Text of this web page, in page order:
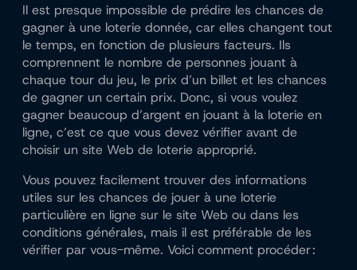
Il est presque impossible de prédire les chances de
gagner à une loterie donnée, car elles changent tout
le temps, en fonction de plusieurs facteurs. Ils
comprennent le nombre de personnes jouant à
chaque tour du jeu, le prix d’un billet et les chances
de gagner un certain prix. Donc, si vous voulez
gagner beaucoup d’argent en jouant à la loterie en
ligne, c’est ce que vous devez vérifier avant de
choisir un site Web de loterie approprié.
Vous pouvez facilement trouver des informations
utiles sur les chances de jouer à une loterie
particulière en ligne sur le site Web ou dans les
conditions générales, mais il est préférable de les
vérifier par vous-même. Voici comment procéder :